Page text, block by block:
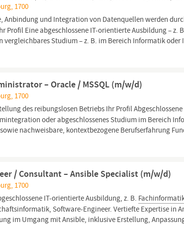
1700
Anbindung und Integration von Datenquellen werden
Profil Eine abgeschlossene IT-orientierte Ausbildung – z.
vergleichbares Studium – z. B. im Bereich Informatik
– Oracle / MSSQL (m/w/d)
1700
des reibungslosen Betriebs Ihr Profil
oder abgeschlossenes Studium im Bereich
nachweisbare, kontextbezogene Berufserfahrung
/ Consultant – Ansible Specialist (m/w/d)
1700
IT-orientierte Ausbildung, z. B.
Software-Engineer. Vertiefte Expertise in
im Umgang mit Ansible, inklusive Erstellung,